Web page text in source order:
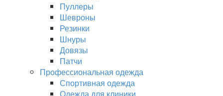
Пуллеры
Шевроны
Резинки
Шнуры
Довязы
Патчи
Профессиональная одежда
Спортивная одежда